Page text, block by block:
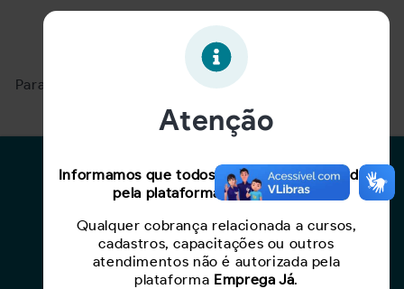
Oportunidade expirada!
Para ver mais, acesse a páginaBuscar Oportunidades.
Para Candidatos
Cadastro de Currículo
Capacite-se
Atenção
Informamos que todos os serviços oferecidos
pela plataforma são gratuitos.
Qualquer cobrança relacionada a cursos,
cadastros, capacitações ou outros
atendimentos não é autorizada pela
plataforma Emprega Já.